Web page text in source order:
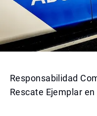
Responsabilidad
Rescate Ejemplar